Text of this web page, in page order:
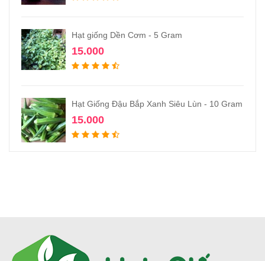
Hạt giống Dền Cơm - 5 Gram
15.000
Hạt Giống Đậu Bắp Xanh Siêu Lùn - 10 Gram
15.000